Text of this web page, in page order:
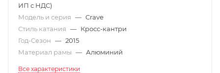
ИП с НДС)
Модель и серия — Crave
Стиль катания — Кросс-кантри
Год-Сезон — 2015
Материал рамы — Алюминий
Все характеристики